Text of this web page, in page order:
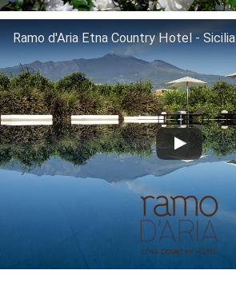
Ramo d'Aria Etna Country Hotel - Sicilia